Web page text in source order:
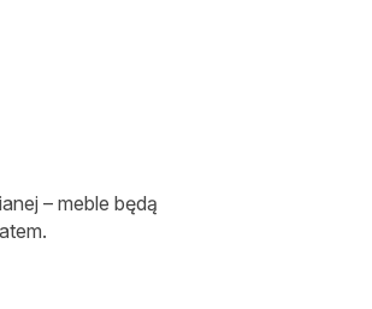
– meble będą